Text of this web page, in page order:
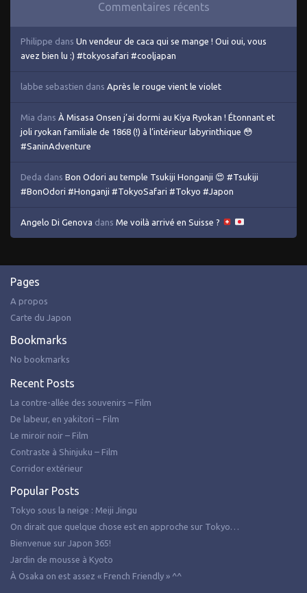
Commentaires récents
Philippe dans Un vendeur de caca qui se mange ! Oui oui, vous
avez bien lu :) #tokyosafari #cooljapan
labbe sebastien dans Après le rouge vient le violet
Mia dans À Misasa Onsen j’ai dormi au Kiya Ryokan ! Étonnant et
joli ryokan familiale de 1868 (!) à l’intérieur labyrinthique 😳
#SaninAdventure
Deda dans Bon Odori au temple Tsukiji Honganji 😍 #Tsukiji
#BonOdori #Honganji #TokyoSafari #Tokyo #Japon
Angelo Di Genova dans Me voilà arrivé en Suisse ?
Pages
A propos
Carte du Japon
Bookmarks
No bookmarks
Recent Posts
La contre-allée des souvenirs – Film
De labeur, en yakitori – Film
Le miroir noir – Film
Contraste à Shinjuku – Film
Corridor extérieur
Popular Posts
Tokyo sous la neige : Meiji Jingu
On dirait que quelque chose est en approche sur Tokyo…
Bienvenue sur Japon 365!
Jardin de mousse à Kyoto
À Osaka on est assez « French Friendly » ^^